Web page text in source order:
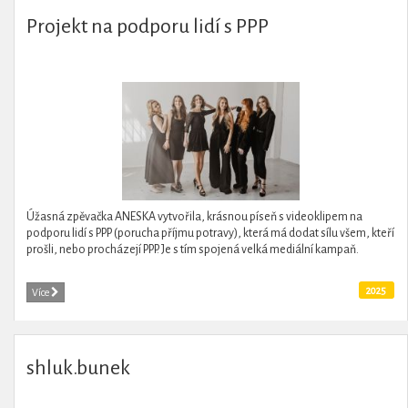
Projekt na podporu lidí s PPP
Úžasná zpěvačka ANESKA vytvořila, krásnou píseň s videoklipem na
podporu lidí s PPP (porucha příjmu potravy), která má dodat sílu všem, kteří
prošli, nebo procházejí PPP. Je s tím spojená velká mediální kampaň.
Více 2025
shluk.bunek